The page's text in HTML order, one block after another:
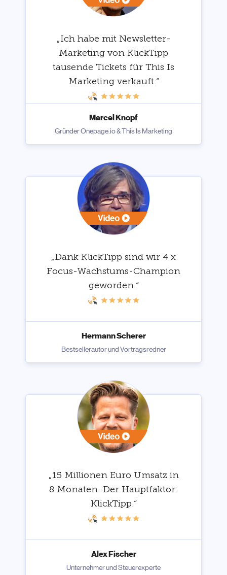
„Ich habe mit Newsletter-
Marketing von KlickTipp
tausende Tickets für This Is
Marketing verkauft.“
Marcel Knopf
Gründer Onepage.io & This Is Marketing
„Dank KlickTipp sind wir 4 x
Focus-Wachstums-Champion
geworden.“
Hermann Scherer
Bestsellerautor und Vortragsredner
„15 Millionen Euro Umsatz in
8 Monaten. Der Hauptfaktor:
KlickTipp.“
Alex Fischer
Unternehmer und Steuerexperte